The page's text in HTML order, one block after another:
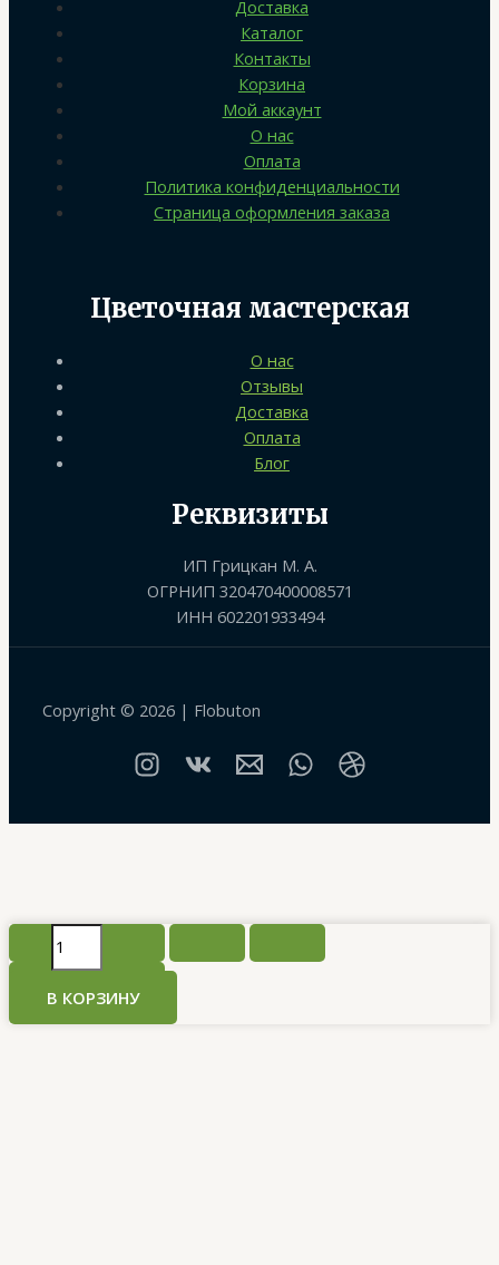
Доставка
Каталог
Контакты
Корзина
Мой аккаунт
О нас
Оплата
Политика конфиденциальности
Страница оформления заказа
Цветочная мастерская
О нас
Отзывы
Доставка
Оплата
Блог
Реквизиты
ИП Грицкан М. А.
ОГРНИП 320470400008571
ИНН 602201933494
Copyright © 2026 | Flobuton
Количество
товара
Нежность
В КОРЗИНУ